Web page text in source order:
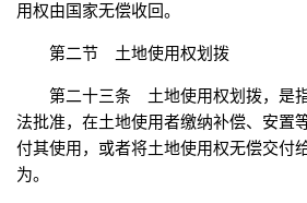
用权由国家无偿收回。
第二节 土地使用权划拨
第二十三条 土地使用权划拨，是
法批准，在土地使用者缴纳补偿、安置
付其使用，或者将土地使用权无偿交付
为。